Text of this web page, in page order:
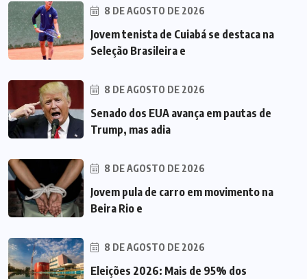
8 DE AGOSTO DE 2026
Jovem tenista de Cuiabá se destaca na
Seleção Brasileira e
8 DE AGOSTO DE 2026
Senado dos EUA avança em pautas de
Trump, mas adia
8 DE AGOSTO DE 2026
Jovem pula de carro em movimento na
Beira Rio e
8 DE AGOSTO DE 2026
Eleições 2026: Mais de 95% dos